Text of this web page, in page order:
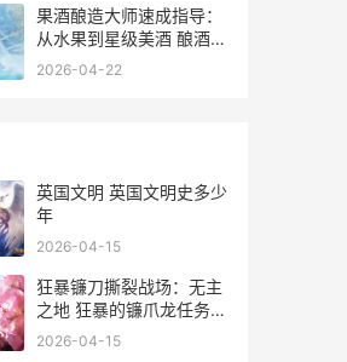
果酒酿造大师速成指导：
从水果到星级美酒 酿酒果
酒书
2026-04-22
英国文明 英国文明史多少
年
2026-04-15
狂暴镰刀撕裂战场：无主
之地 狂暴的镰爪龙任务在
哪放羽毛
2026-04-15